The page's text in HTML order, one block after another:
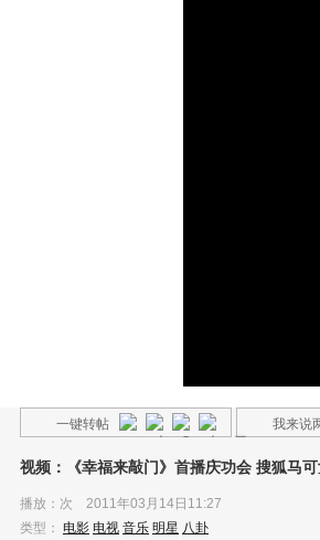
一键转帖 我来说
视频：《幸福来敲门》首播庆功会 搜狐马
播放： 次 2011年03月14日11:27
类型： 电影 电视 音乐 明星 八卦